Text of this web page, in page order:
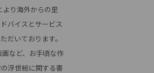
り海外からの里
バイスとサービス
だいております。
など、お手頃な作
浮世絵に関する書